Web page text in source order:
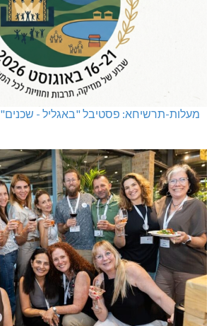
מעלות-תרשיחא: פסטיבל "באגליל - שכנים"